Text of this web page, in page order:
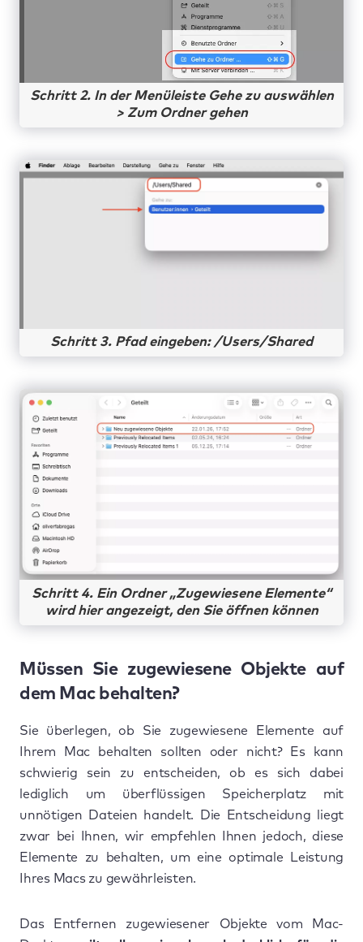
Schritt 2. In der Menüleiste Gehe zu auswählen
> Zum Ordner gehen
Schritt 3. Pfad eingeben: /Users/Shared
Schritt 4. Ein Ordner „Zugewiesene Elemente“
wird hier angezeigt, den Sie öffnen können
Müssen Sie zugewiesene Objekte auf
dem Mac behalten?
Sie überlegen, ob Sie zugewiesene Elemente auf
Ihrem Mac behalten sollten oder nicht? Es kann
schwierig sein zu entscheiden, ob es sich dabei
lediglich um überflüssigen Speicherplatz mit
unnötigen Dateien handelt. Die Entscheidung liegt
zwar bei Ihnen, wir empfehlen Ihnen jedoch, diese
Elemente zu behalten, um eine optimale Leistung
Ihres Macs zu gewährleisten.
Das Entfernen zugewiesener Objekte vom Mac-